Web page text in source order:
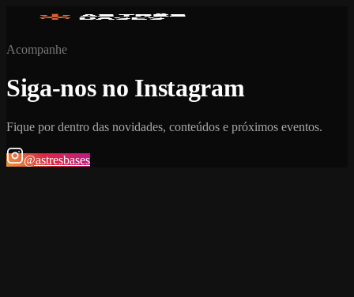
Acompanhe
Siga-nos no Instagram
Fique por dentro das novidades, conteúdos e próximos eventos.
@astresbases